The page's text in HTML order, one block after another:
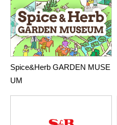
Spice&Herb GARDEN MUSE
UM